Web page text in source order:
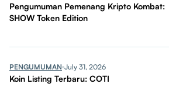
Pengumuman Pemenang Kripto Kombat:
SHOW Token Edition
PENGUMUMAN July 31, 2026
Koin Listing Terbaru: COTI